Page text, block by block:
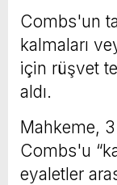
Combs'un
kalmaları
için rüşvet
aldı.
Mahkeme,
Combs'u
eyaletler